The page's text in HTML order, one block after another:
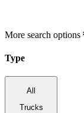
More search options
Type
All
Trucks